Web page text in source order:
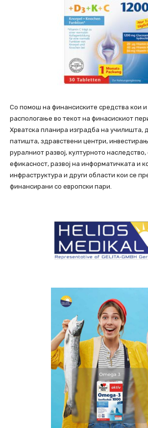
Со помош на финансиските средства кои и
распологање во текот на финасискиот
Хрватска планира изградба на училишта,
патишта, здравствени центри,
руралниот развој, културното наследство,
ефикасност, развој на информатичката и
инфраструктура и други области кои се
финансирани со европски пари.